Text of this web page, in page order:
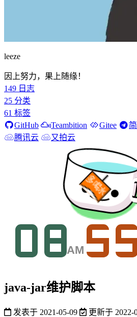
leeze
因上努力，果上随缘！
149 日志
25 分类
61 标签
GitHub
Teambition Gitee
腾讯云
又拍云
多喝水
java-jar维护脚本
发表于 2021-05-09 更新于 2022-